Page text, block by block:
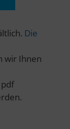
Die
wir Ihnen
pdf